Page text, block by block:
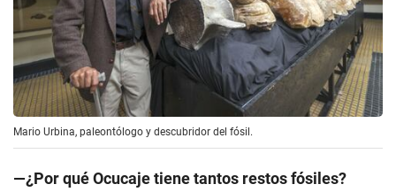
Mario Urbina, paleontólogo y descubridor del fósil.
—¿Por qué Ocucaje tiene tantos restos fósiles?